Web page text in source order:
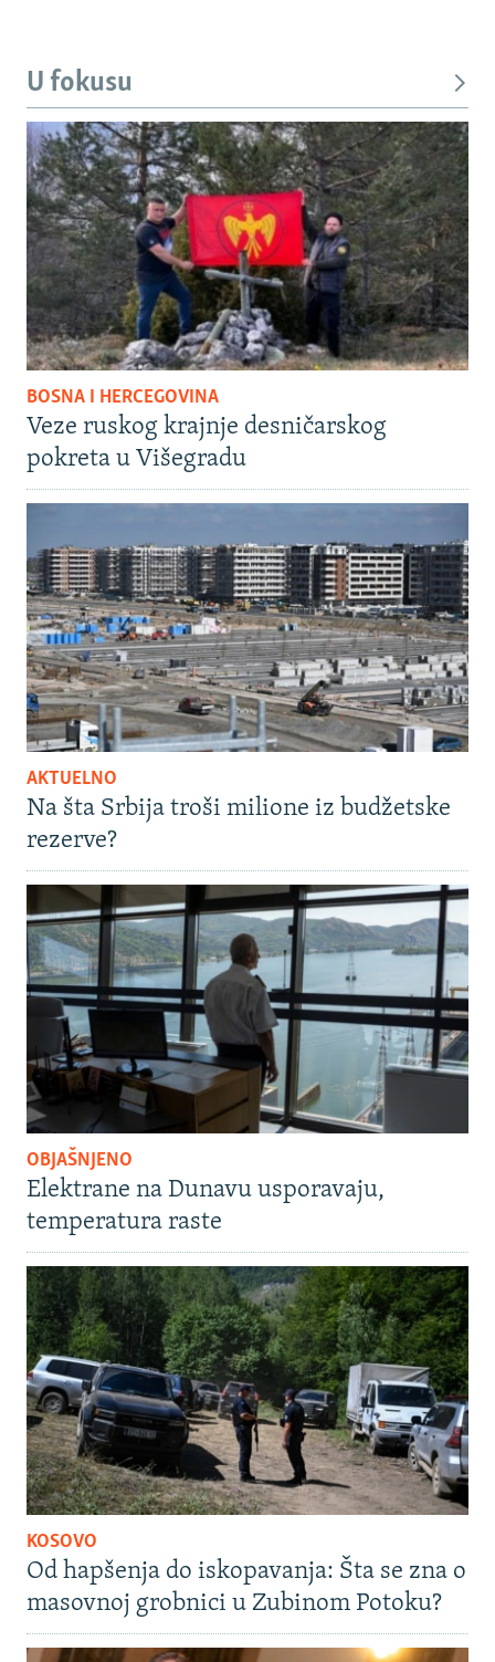
U fokusu
BOSNA I HERCEGOVINA
Veze ruskog krajnje desničarskog
pokreta u Višegradu
AKTUELNO
Na šta Srbija troši milione iz budžetske
rezerve?
OBJAŠNJENO
Elektrane na Dunavu usporavaju,
temperatura raste
KOSOVO
Od hapšenja do iskopavanja: Šta se zna o
masovnoj grobnici u Zubinom Potoku?